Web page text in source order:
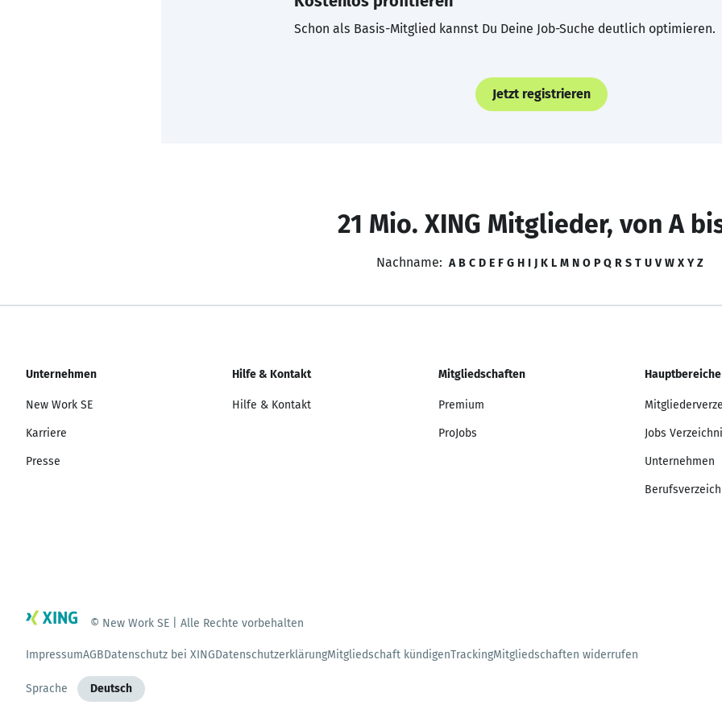
Schon als Basis-Mitglied kannst Du Deine Job-Suche deutlich optimieren.
Jetzt registrieren
21 Mio. XING Mitglieder, von A
Nachname: A B C D E F G H I J K L M N O P Q R S T U V W X Y Z
Unternehmen
New Work SE
Karriere
Presse
Hilfe & Kontakt
Hilfe & Kontakt
Mitgliedschaften
Premium
ProJobs
Hauptbereiche
Jobs
Unternehmen
© New Work SE | Alle Rechte vorbehalten
ImpressumAGBDatenschutz bei XINGDatenschutzerklärungMitgliedschaft kündigenTrackingMitgliedschaften widerrufen
Sprache Deutsch